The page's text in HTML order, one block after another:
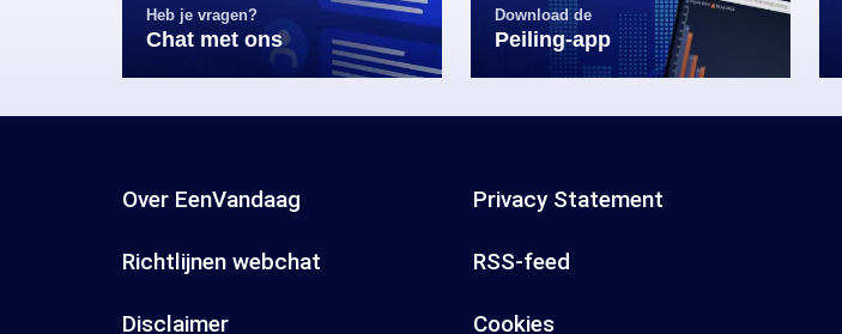
Heb je vragen?
Chat met ons
Download de
Peiling-app
Over EenVandaag Privacy Statement
Richtlijnen webchat RSS-feed
Disclaimer Cookies